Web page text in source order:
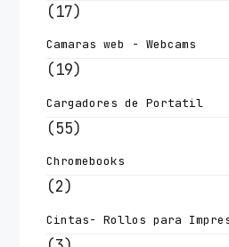
(17)
Camaras web - Webcams
(19)
Cargadores de Portatil
(55)
Chromebooks
(2)
Cintas- Rollos para